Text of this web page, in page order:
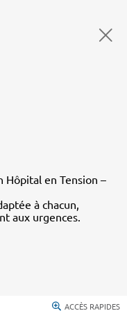
Hôpital en Tension –
à chacun,
aux urgences.
ACCÈS RAPIDES